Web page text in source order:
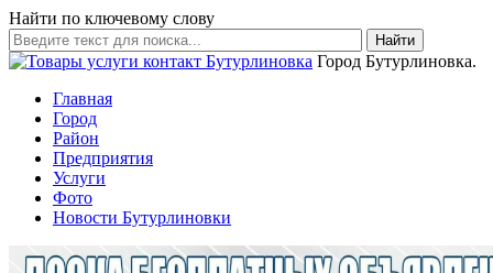
Найти по ключевому слову
Найти
Город Бутурлиновка.
Главная
Город
Район
Предприятия
Услуги
Фото
Новости Бутурлиновки